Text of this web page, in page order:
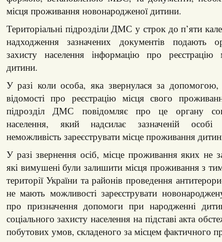
місця проживання новонародженої дитини.
Територіальні підрозділи ДМС у строк до п’яти
надходження зазначених документів подають
захисту населення інформацію про реєстрацію
дитини.
У разі коли особа, яка звернулася за допомогою,
відомості про реєстрацію місця свого
підрозділ ДМС повідомляє про це органу
населення, який надсилає зазначеній
неможливість зареєструвати місце проживання
У разі звернення осіб, місце проживання яких не
які вимушені були залишити місця проживання з
території України та районів проведення
не мають можливості зареєструвати
про призначення допомоги при народженні
соціального захисту населення на підставі акта
побутових умов, складеного за місцем фактичного